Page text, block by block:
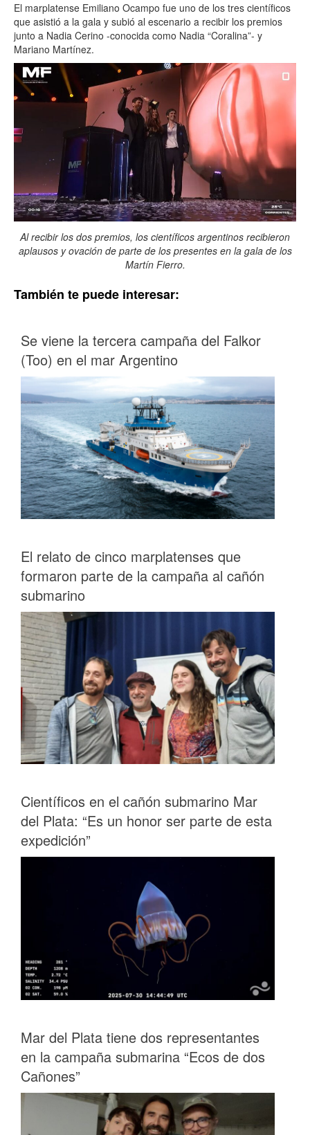
El marplatense Emiliano Ocampo fue uno de los tres científicos
que asistió a la gala y subió al escenario a recibir los premios
junto a Nadia Cerino -conocida como Nadia “Coralina”- y
Mariano Martínez.
Al recibir los dos premios, los científicos argentinos recibieron
aplausos y ovación de parte de los presentes en la gala de los
Martín Fierro.
También te puede interesar:
Se viene la tercera campaña del Falkor
(Too) en el mar Argentino
El relato de cinco marplatenses que
formaron parte de la campaña al cañón
submarino
Científicos en el cañón submarino Mar
del Plata: “Es un honor ser parte de esta
expedición”
Mar del Plata tiene dos representantes
en la campaña submarina “Ecos de dos
Cañones”